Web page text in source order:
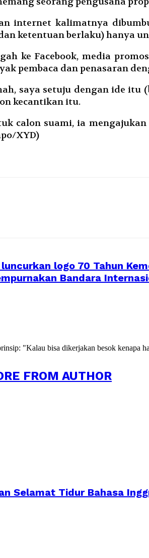
internet kalimatnya
ketentuan berlaku) hanya
ke Facebook, media
pembaca dan penasaran
saya setuju dengan ide
kecantikan itu.
calon suami, ia
XYD)
logo 70 Tahun
Bandara
"Kalau bisa dikerjakan besok kenapa
FROM AUTHOR
Selamat Tidur Bahasa